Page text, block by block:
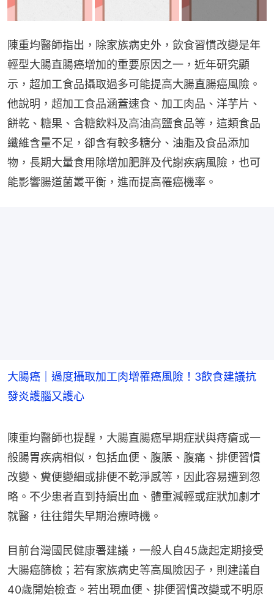
陳重均醫師指出，除家族病史外，飲食習慣改變是年
輕型大腸直腸癌增加的重要原因之一，近年研究顯
示，超加工食品攝取過多可能提高大腸直腸癌風險。
他說明，超加工食品涵蓋速食、加工肉品、洋芋片、
餅乾、糖果、含糖飲料及高油高鹽食品等，這類食品
纖維含量不足，卻含有較多糖分、油脂及食品添加
物，長期大量食用除增加肥胖及代謝疾病風險，也可
能影響腸道菌叢平衡，進而提高罹癌機率。
大腸癌｜過度攝取加工肉增罹癌風險！3飲食建議抗
發炎護腦又護心
陳重均醫師也提醒，大腸直腸癌早期症狀與痔瘡或一
般腸胃疾病相似，包括血便、腹脹、腹痛、排便習慣
改變、糞便變細或排便不乾淨感等，因此容易遭到忽
略。不少患者直到持續出血、體重減輕或症狀加劇才
就醫，往往錯失早期治療時機。
目前台灣國民健康署建議，一般人自45歲起定期接受
大腸癌篩檢；若有家族病史等高風險因子，則建議自
40歲開始檢查。若出現血便、排便習慣改變或不明原